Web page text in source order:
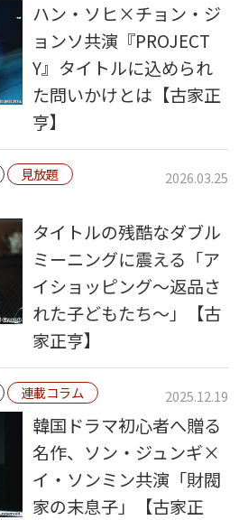
ハン・ソヒ×チョン・ジ
ョンソ共演『PROJECT
Y』タイトルに込められ
た問いかけとは【古家正
亨】
見放題
2026.03.25
タイトルの残酷なダブル
ミーニングに震える「ア
イショッピング～返品さ
れた子どもたち～」【古
家正亨】
連載コラム 2025.12.19
韓国ドラマ初心者へ贈る
名作、ソン・ジュンギ×
イ・ソンミン共演「財閥
家の末息子」【古家正